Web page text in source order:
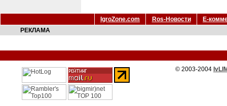
IgroZone.com Ros-Новости
Е-
РЕКЛАМА
© 2003-2004